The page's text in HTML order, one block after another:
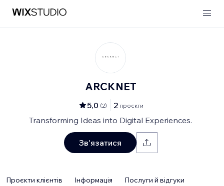
ARCKNET
5,0 (2) 2 проєкти
Transforming Ideas into Digital Experiences.
Зв'язатися
Проєкти клієнтів Інформація Послуги й відгуки